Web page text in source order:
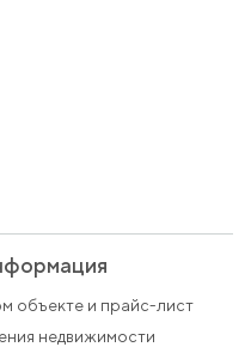
объекте и прайс-лист
недвижимости